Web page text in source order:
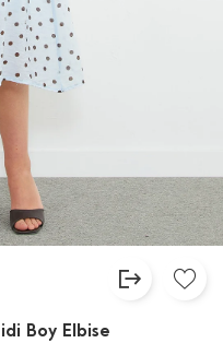
Boy Elbise